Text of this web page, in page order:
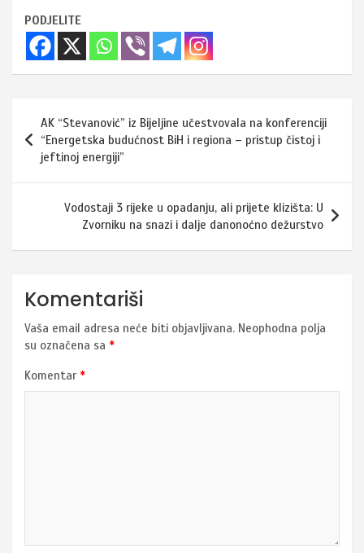
PODJELITE
Navigacija
članaka
AK “Stevanović” iz Bijeljine učestvovala na konferenciji
“Energetska budućnost BiH i regiona – pristup čistoj i
jeftinoj energiji”
Vodostaji 3 rijeke u opadanju, ali prijete klizišta: U
Zvorniku na snazi i dalje danonoćno dežurstvo
Komentariši
Vaša email adresa neće biti objavljivana. Neophodna polja
su označena sa *
Komentar *